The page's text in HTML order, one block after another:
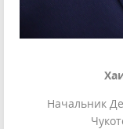
Начальник